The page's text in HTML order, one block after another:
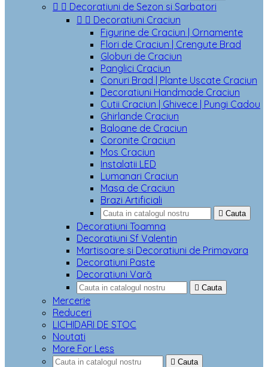
  Decoratiuni de Sezon si Sarbatori
  Decoratiuni Craciun
Figurine de Craciun | Ornamente
Flori de Craciun | Crengute Brad
Globuri de Craciun
Panglici Craciun
Conuri Brad | Plante Uscate Craciun
Decoratiuni Handmade Craciun
Cutii Craciun | Ghivece | Pungi Cadou
Ghirlande Craciun
Baloane de Craciun
Coronite Craciun
Mos Craciun
Instalatii LED
Lumanari Craciun
Masa de Craciun
Brazi Artificiali
 Cauta
Decoratiuni Toamna
Decoratiuni Sf Valentin
Martisoare si Decoratiuni de Primavara
Decoratiuni Paste
Decoratiuni Vară
 Cauta
Mercerie
Reduceri
LICHIDARI DE STOC
Noutati
More For Less
 Cauta